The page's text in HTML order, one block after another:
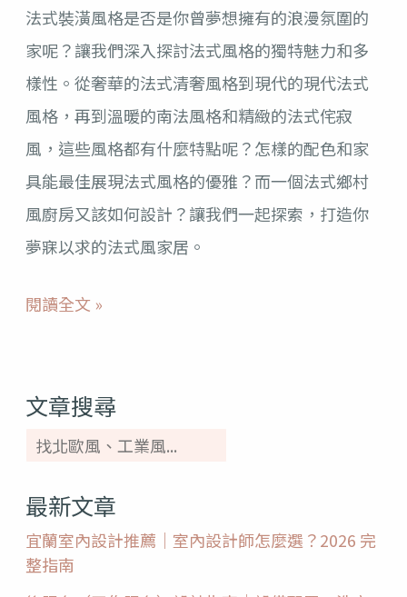
法式裝潢風格是否是你曾夢想擁有的浪漫氛圍的
家呢？讓我們深入探討法式風格的獨特魅力和多
樣性。從奢華的法式清奢風格到現代的現代法式
風格，再到溫暖的南法風格和精緻的法式侘寂
風，這些風格都有什麼特點呢？怎樣的配色和家
具能最佳展現法式風格的優雅？而一個法式鄉村
風廚房又該如何設計？讓我們一起探索，打造你
夢寐以求的法式風家居。
有
哪
些？
4
種
法
式
裝
風
次
擁
閱讀全文 »
文章搜尋
最新文章
宜蘭室內設計推薦｜室內設計師怎麼選？2026 完
整指南